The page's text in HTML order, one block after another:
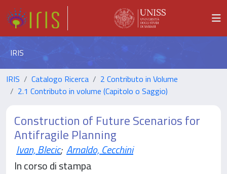
IRIS
IRIS Catalogo Ricerca
2 Contributo in Volume
2.1 Contributo in volume (Capitolo o Saggio)
Construction of Future Scenarios for
Antifragile Planning
Ivan, Blecic; Arnaldo, Cecchini
In corso di stampa